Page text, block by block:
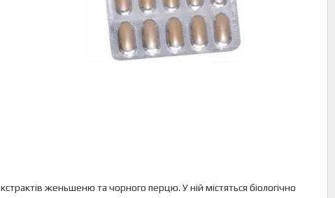
женьшеню та чорного перцю. У ній містяться біологічно